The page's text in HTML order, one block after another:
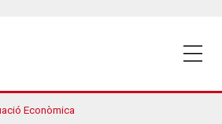
Econòmica